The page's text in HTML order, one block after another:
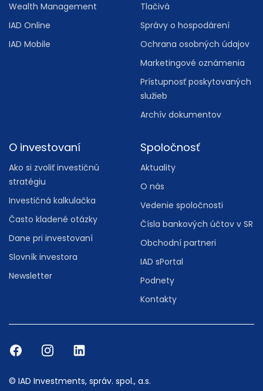
Wealth Management
IAD Online
IAD Mobile
Tlačivá
Správy o hospodárení
Ochrana osobných údajov
Marketingové oznámenia
Prístupnosť poskytovaných
služieb
Archív dokumentov
O investovaní
Ako si zvoliť investičnú
stratégiu
Investičná kalkulačka
Často kladené otázky
Dane pri investovaní
Slovník investora
Newsletter
Spoločnosť
Aktuality
O nás
Vedenie spoločnosti
Čísla bankových účtov v SR
Obchodní partneri
IAD sPortal
Podnety
Kontakty
© IAD Investments, správ. spol., a.s.